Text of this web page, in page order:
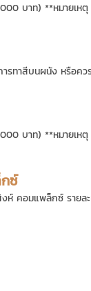
บาท) **หมายเหตุ :
ทาสีบนผนัง หรือคว
บาท) **หมายเหตุ :
ซ์
คอมแพล็กซ์ ราย